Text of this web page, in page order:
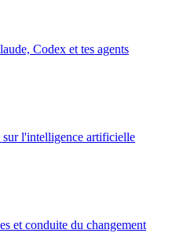
Codex et tes agents
sur l'intelligence artificielle
et conduite du changement